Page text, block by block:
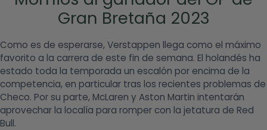
Gran Bretaña 2023
Como es de esperarse, Verstappen llega como el máximo
favorito a la carrera de este fin de semana. El holandés ha
estado toda la temporada un escalón por encima de la
competencia, en particular tras los recientes problemas de
Checo. Por su parte, McLaren y Aston Martin intentarán
aprovechar la localía para romper con la jetatura de Red
Bull.